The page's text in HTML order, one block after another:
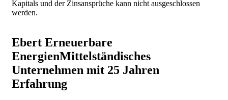
Kapitals und der Zinsansprüche kann nicht ausgeschlossen
werden.
Ebert Erneuerbare
EnergienMittelständisches
Unternehmen mit 25 Jahren
Erfahrung